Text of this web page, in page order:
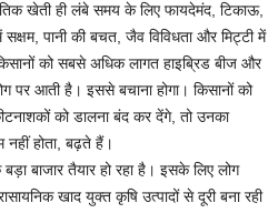
खेती ही लंबे समय के लिए फायदेमंद, टिकाऊ,
पानी की बचत, जैव विविधता और मिट्टी में
को सबसे अधिक लागत हाइब्रिड बीज और
पर आती है। इससे बचाना होगा। किसानों को
को डालना बंद कर देंगे, तो उनका
होता, बढ़ते हैं।
बाजार तैयार हो रहा है। इसके लिए लोग
खाद युक्त कृषि उत्पादों से दूरी बना रही